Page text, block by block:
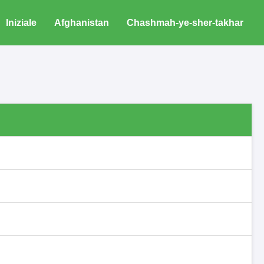
Iniziale Afghanistan Chashmah-ye-sher-takhar